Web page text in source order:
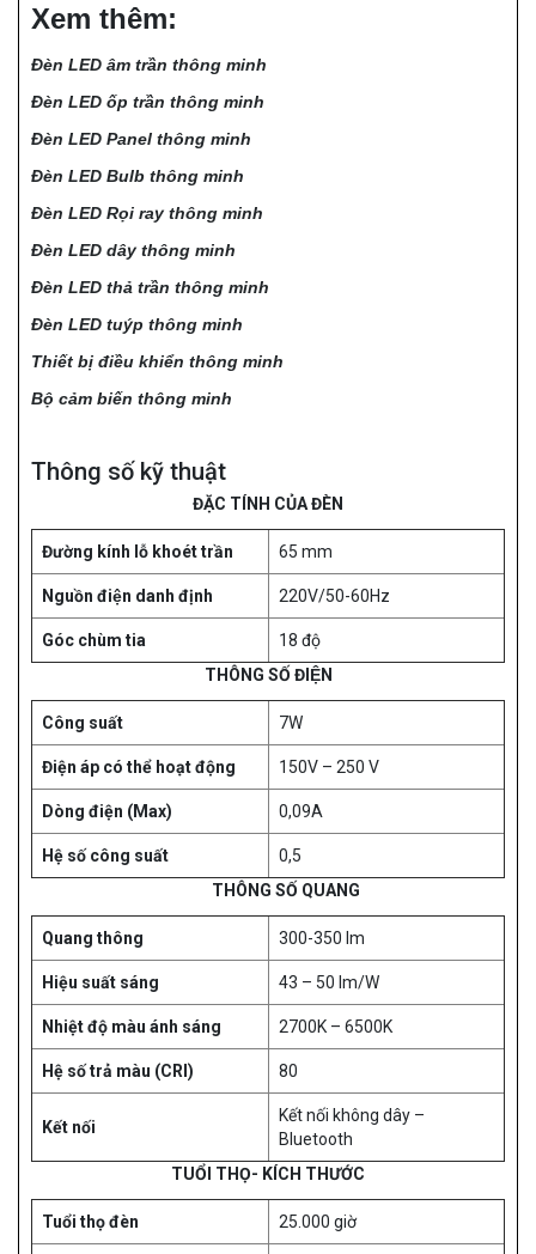
Xem thêm:
Đèn LED âm trần thông minh
Đèn LED ốp trần thông minh
Đèn LED Panel thông minh
Đèn LED Bulb thông minh
Đèn LED Rọi ray thông minh
Đèn LED dây thông minh
Đèn LED thả trần thông minh
Đèn LED tuýp thông minh
Thiết bị điều khiển thông minh
Bộ cảm biến thông minh
Thông số kỹ thuật
ĐẶC TÍNH CỦA ĐÈN
Đường kính lỗ khoét trần 65 mm
Nguồn điện danh định 220V/50-60Hz
Góc chùm tia
18 độ
THÔNG SỐ ĐIỆN
Công suất 7W
Điện áp có thể hoạt động 150V – 250 V
Dòng điện (Max) 0,09A
Hệ số công suất
0,5
THÔNG SỐ QUANG
Quang thông 300-350 lm
Hiệu suất sáng 43 – 50 lm/W
Nhiệt độ màu ánh sáng 2700K – 6500K
Hệ số trả màu (CRI) 80
Kết nối
Kết nối không dây –
Bluetooth
TUỔI THỌ- KÍCH THƯỚC
Tuổi thọ đèn 25.000 giờ